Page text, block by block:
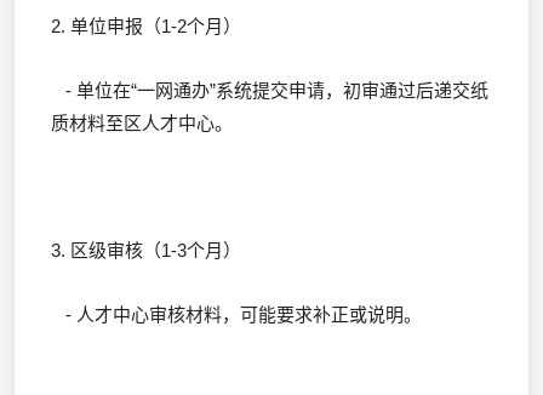
2. 单位申报（1-2个月）
- 单位在“一网通办”系统提交申请，初审通过后递交纸
质材料至区人才中心。
3. 区级审核（1-3个月）
- 人才中心审核材料，可能要求补正或说明。